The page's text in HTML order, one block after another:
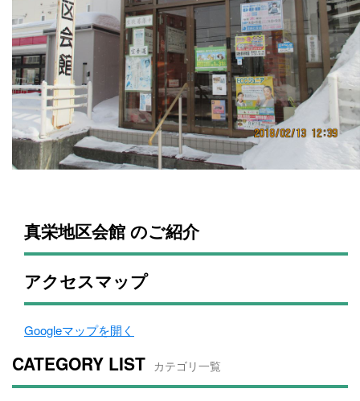
真栄地区会館 のご紹介
アクセスマップ
Googleマップを開く
CATEGORY LIST カテゴリ一覧